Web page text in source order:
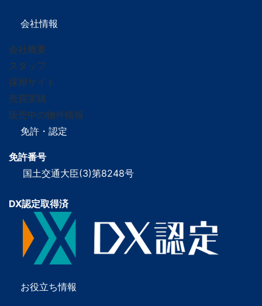
会社情報
会社概要
スタッフ
採用サイト
売買実績
販売中の物件情報
免許・認定
免許番号
国土交通大臣(3)第8248号
DX認定取得済
お役立ち情報